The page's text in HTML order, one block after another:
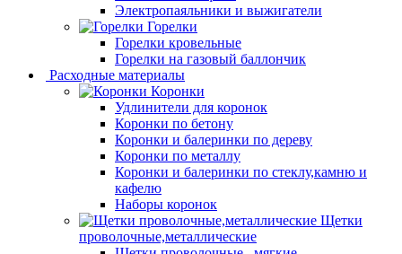
Электропаяльники и выжигатели
Горелки
Горелки кровельные
Горелки на газовый баллончик
Расходные материалы
Коронки
Удлинители для коронок
Коронки по бетону
Коронки и балеринки по дереву
Коронки по металлу
Коронки и балеринки по стеклу,камню и
кафелю
Наборы коронок
Щетки
проволочные,металлические